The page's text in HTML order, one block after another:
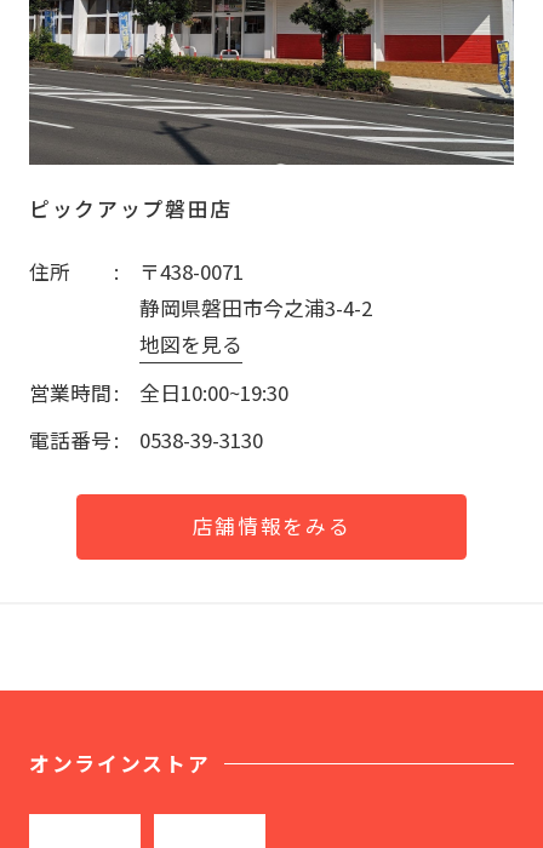
ピックアップ磐田店
住所
〒438-0071
静岡県磐田市今之浦3-4-2
地図を見る
営業時間
全日10:00~19:30
電話番号
0538-39-3130
店舗情報をみる
オンラインストア